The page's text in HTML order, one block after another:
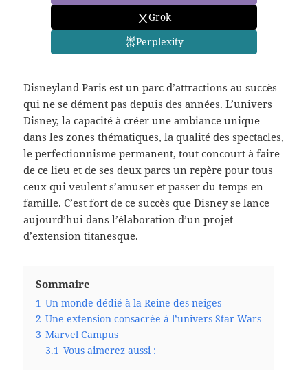
Grok
Perplexity
Disneyland Paris est un parc d’attractions au succès
qui ne se dément pas depuis des années. L’univers
Disney, la capacité à créer une ambiance unique
dans les zones thématiques, la qualité des spectacles,
le perfectionnisme permanent, tout concourt à faire
de ce lieu et de ses deux parcs un repère pour tous
ceux qui veulent s’amuser et passer du temps en
famille. C’est fort de ce succès que Disney se lance
aujourd’hui dans l’élaboration d’un projet
d’extension titanesque.
Sommaire
1 Un monde dédié à la Reine des neiges
2 Une extension consacrée à l’univers Star Wars
3 Marvel Campus
3.1 Vous aimerez aussi :